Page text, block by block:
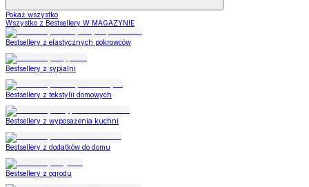
Pokaż wszystko
Wszystko z Bestsellery W MAGAZYNIE
Bestsellery z elastycznych pokrowców
Bestsellery z sypialni
Bestsellery z tekstylii domowych
Bestsellery z wyposażenia kuchni
Bestsellery z dodatków do domu
Bestsellery z ogrodu